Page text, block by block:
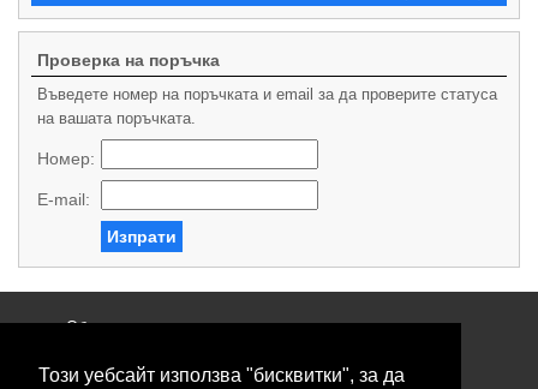
Този уебсайт използва "бисквитки", за да
Проверка на поръчка
Въведете номер на поръчката и email за да проверите статуса
на вашата поръчката.
Номер:
E-mail:
Изпрати
Общи условия
Свържете се с нас